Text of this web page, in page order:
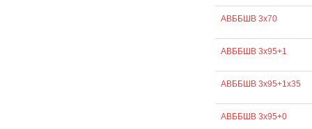
АВББШВ 3х70
АВББШВ 3х95+1
АВББШВ 3х95+1х35
АВББШВ 3х95+0